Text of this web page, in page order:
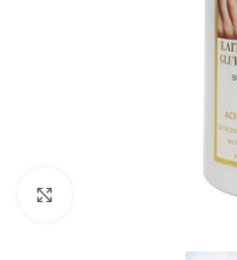
Cliquez pour agrandir